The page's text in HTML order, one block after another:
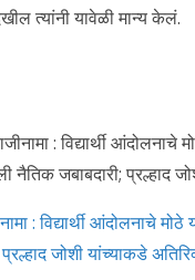
त्यांनी यावेळी मान्य केलं.
: विद्यार्थी आंदोलनाचे
जोशी यांच्याकडे